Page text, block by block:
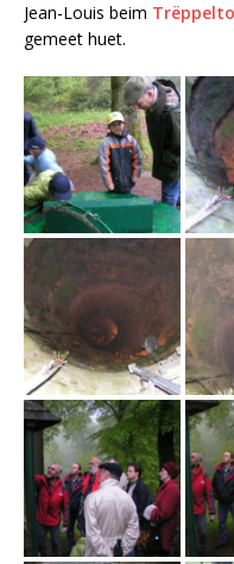
Jean-Louis beim
gemeet huet.